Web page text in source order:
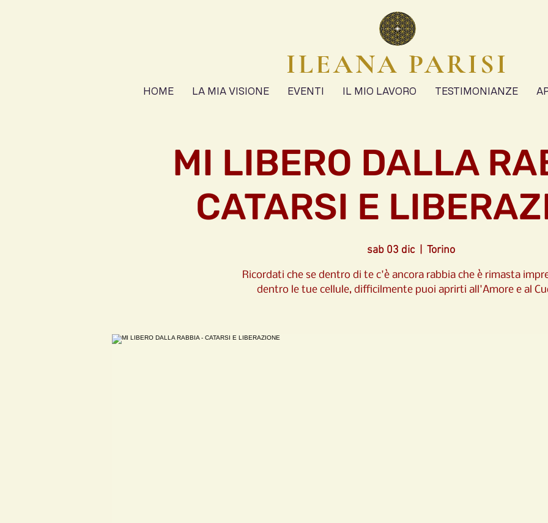
ILEANA PARISI
HOME LA MIA VISIONE EVENTI IL MIO LAVORO TESTIMONIANZE
MI LIBERO DALLA
CATARSI E
sab 03 dic
  |
Torino
Ricordati che se dentro di te c'è ancora rabbia che è rimasta
dentro le tue cellule, difficilmente puoi aprirti all'Amore e al